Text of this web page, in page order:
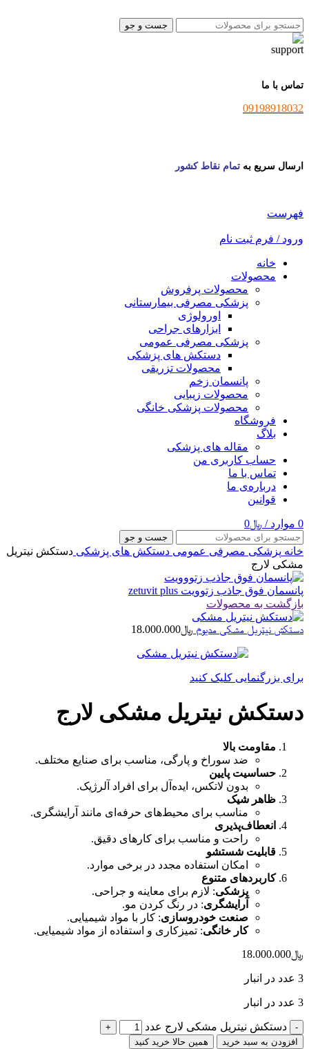
جست و جو
تماس با ما
09198918032
ارسال سریع به تمام نقاط کشور
فهرست
ورود / فرم ثبت نام
خانه
محصولات
محصولات پرفروش
پزشکی مصرفی بیمارستانی
اورولوژی
ابزارهای جراحی
پزشکی مصرفی عمومی
دستکش های پزشکی
محصولات تزریقی
پانسمان زخم
محصولات زیبایی
محصولات پزشکی خانگی
فروشگاه
بلاگ
مقاله های پزشکی
حساب کاربری من
تماس با ما
درباره‌ی ما
قوانین
0 موارد / ﷼0
جست و جو
خانه پزشکی مصرفی عمومی دستکش های پزشکی دستکش نیتریل
مشکی لارج
پانسمان فوق جاذب زتوویت zetuvit plus
بازگشت به محصولات
دستکش نیتریل مشکی مدیوم ﷼18.000.000
برای بزرگنمایی کلیک کنید
دستکش نیتریل مشکی لارج
مقاومت بالا
ضد سوراخ و پارگی، مناسب برای صنایع مختلف.
حساسیت پایین
بدون لاتکس، ایده‌‌آل برای افراد آلرژیک.
ظاهر شیک
مناسب برای محیط‌های حرفه‌ای مانند آرایشگری.
انعطاف‌پذیری
راحت و مناسب برای کارهای دقیق.
قابلیت شستشو
امکان استفاده مجدد در برخی موارد.
کاربردهای متنوع
پزشکی: لازم برای معاینه و جراحی.
آرایشگری: در رنگ کردن مو.
صنعت خودروسازی: کار با مواد شیمیایی.
کار خانگی: تمیزکاری و استفاده از مواد شیمیایی.
﷼18.000.000
3 عدد در انبار
3 عدد در انبار
دستکش نیتریل مشکی لارج عدد
افزودن به سبد خرید همین حالا خرید کنید